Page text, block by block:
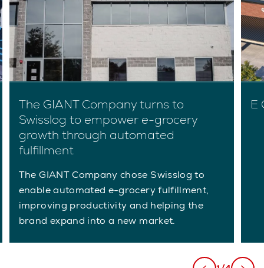
The GIANT Company turns to
Swisslog to empower e-grocery
growth through automated
fulfillment
The GIANT Company chose Swisslog to
enable automated e-grocery fulfillment,
improving productivity and helping the
brand expand into a new market.
E